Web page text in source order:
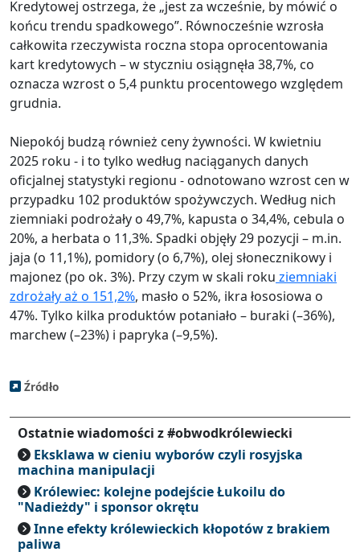
Kredytowej ostrzega, że „jest za wcześnie, by mówić o
końcu trendu spadkowego”. Równocześnie wzrosła
całkowita rzeczywista roczna stopa oprocentowania
kart kredytowych – w styczniu osiągnęła 38,7%, co
oznacza wzrost o 5,4 punktu procentowego względem
grudnia.
Niepokój budzą również ceny żywności. W kwietniu
2025 roku - i to tylko według naciąganych danych
oficjalnej statystyki regionu - odnotowano wzrost cen w
przypadku 102 produktów spożywczych. Według nich
ziemniaki podrożały o 49,7%, kapusta o 34,4%, cebula o
20%, a herbata o 11,3%. Spadki objęły 29 pozycji – m.in.
jaja (o 11,1%), pomidory (o 6,7%), olej słonecznikowy i
majonez (po ok. 3%). Przy czym w skali roku ziemniaki
zdrożały aż o 151,2%, masło o 52%, ikra łososiowa o
47%. Tylko kilka produktów potaniało – buraki (–36%),
marchew (–23%) i papryka (–9,5%).
Źródło
Ostatnie wiadomości z #obwodkrólewiecki
Eksklawa w cieniu wyborów czyli rosyjska
machina manipulacji
Królewiec: kolejne podejście Łukoilu do
"Nadieżdy" i sponsor okrętu
Inne efekty królewieckich kłopotów z brakiem
paliwa